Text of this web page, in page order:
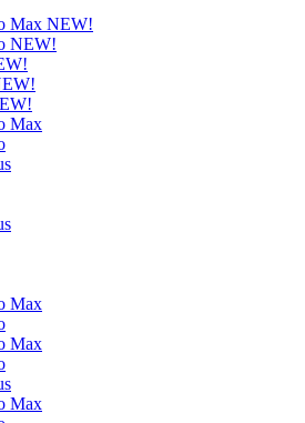
Max NEW!
NEW!
Max
Max
Max
Max